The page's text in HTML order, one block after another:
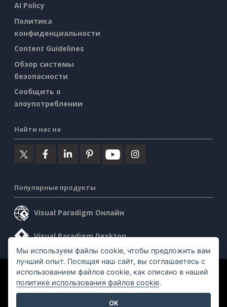
AI Policy
Политика
конфиденциальности
Content Guidelines
Обзор системы
безопасности
Сообщить о
злоупотреблении
Найти нас на
Популярные продукты
Visual Paradigm Онлайн
Visual Paradigm Desktop
©2026 by Visual Paradigm. Все права защищены.
Мы используем файлы cookie, чтобы предложить вам
лучший опыт. Посещая наш сайт, вы соглашаетесь с
использованием файлов cookie, как описано в нашей
политике использования файлов cookie.
OK